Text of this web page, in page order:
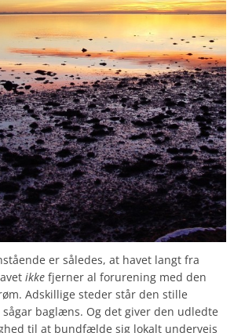
er således, at havet langt fra
ikke fjerner al forurening med den
Adskillige steder står den stille
baglæns. Og det giver den udledte
til at bundfælde sig lokalt undervejs